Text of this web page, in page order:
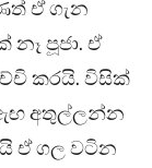
ඒ ගැන
පූජා. ඒ
කරයි. විසික්
අතුල්ලන්න
ඒ ගල වටින